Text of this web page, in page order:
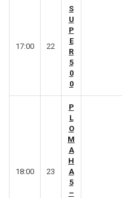
17:00 22
S
U
P
E
R
5
0
0
18:00 23
P
L
O
M
A
H
A
5
–